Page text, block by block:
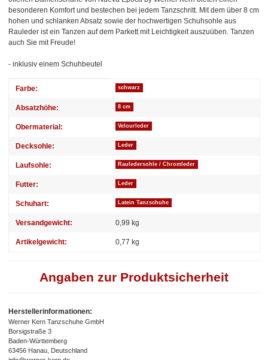
besonderen Komfort und bestechen bei jedem Tanzschritt. Mit dem über 8 cm
hohen und schlanken Absatz sowie der hochwertigen Schuhsohle aus
Rauleder ist ein Tanzen auf dem Parkett mit Leichtigkeit auszuüben. Tanzen
auch Sie mit Freude!
- inklusiv einem Schuhbeutel
Produkteigenschaft
Wert
Farbe: schwarz
Absatzhöhe: 8 cm
Obermaterial: Velourleder
Decksohle: Leder
Laufsohle: Rauledersohle / Chromleder
Futter: Leder
Schuhart: Latein Tanzschuhe
Versandgewicht: 0,99 kg
Artikelgewicht: 0,77 kg
Angaben zur Produktsicherheit
Herstellerinformationen:
Werner Kern Tanzschuhe GmbH
Borsigstraße 3
Baden-Württemberg
63456 Hanau, Deutschland